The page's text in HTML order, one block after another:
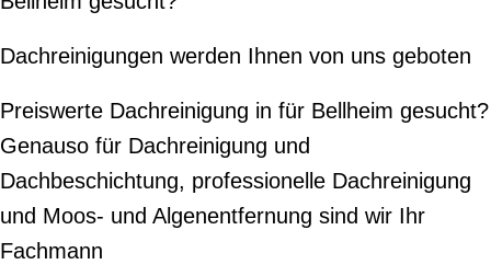
Dachreinigungen werden Ihnen von uns geboten
Preiswerte Dachreinigung in für Bellheim gesucht?
Genauso für Dachreinigung und
Dachbeschichtung, professionelle Dachreinigung
und Moos- und Algenentfernung sind wir Ihr
Fachmann